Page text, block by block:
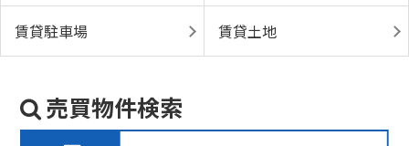
賃貸駐車場 賃貸土地
売買物件検索